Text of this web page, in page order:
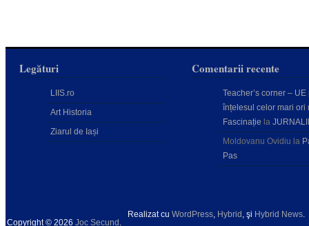
Legături
LIIS.ro
Art Historia
Ziarul de Iași
Comentarii recente
Teacher’s corner – UE
înțelesul celor mari ori
Fascinație la
Moldovanu Ovidiu la
Pas
Copyright © 2026 Joc Secund .
Realizat cu WordPress, Hybrid , şi Hybrid News.